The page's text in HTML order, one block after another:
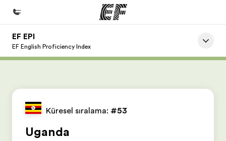
Ana Sayfa
Size yakın bir EF ofisi bulun
EF EPI
EF English Proficiency Index
Küresel sıralama: #53
Uganda